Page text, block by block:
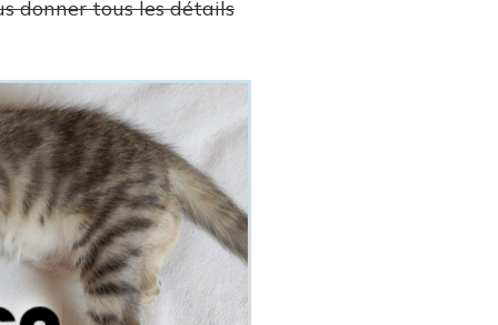
donner tous les détails